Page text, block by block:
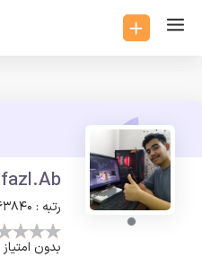
رتبه : 63840
بدون امتیاز